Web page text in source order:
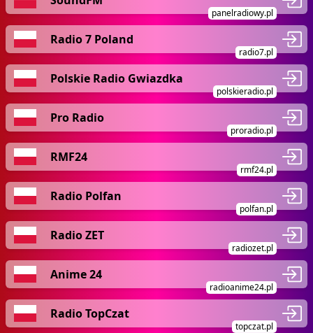
panelradiowy.pl
Radio 7 Poland
radio7.pl
Polskie Radio Gwiazdka
polskieradio.pl
Pro Radio
proradio.pl
RMF24
rmf24.pl
Radio Polfan
polfan.pl
Radio ZET
radiozet.pl
Anime 24
radioanime24.pl
Radio TopCzat
topczat.pl